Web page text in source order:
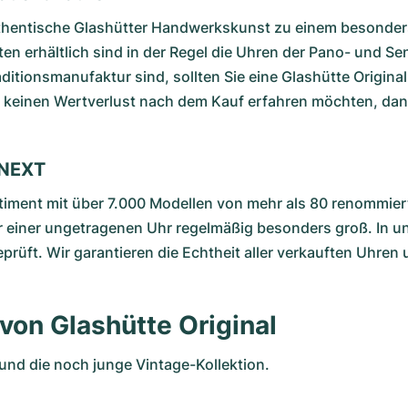
Glashütter Handwerkskunst zu einem
erhältlich sind in der Regel die Uhren der Pano- und
sind, sollten Sie eine Glashütte
Wertverlust nach dem Kauf erfahren möchten,
mit über 7.000 Modellen von mehr als 80
ungetragenen Uhr regelmäßig besonders groß. In
Wir garantieren die Echtheit aller verkauften Uhren
Glashütte Original
die noch junge Vintage-Kollektion.